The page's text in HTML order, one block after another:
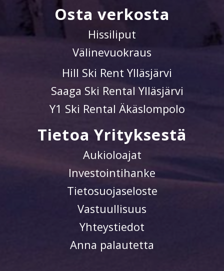
Osta verkosta
Hissiliput
Välinevuokraus
Hill Ski Rent Ylläsjärvi
Saaga Ski Rental Ylläsjärvi
Y1 Ski Rental Äkäslompolo
Tietoa Yrityksestä
Aukioloajat
Investointihanke
Tietosuojaseloste
Vastuullisuus
Yhteystiedot
Anna palautetta